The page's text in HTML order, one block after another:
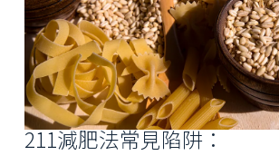
211減肥法常見陷阱：